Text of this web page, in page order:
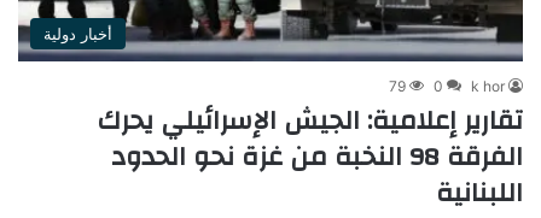
أخبار دولية
k hor
0
79
تقارير إعلامية: الجيش الإسرائيلي يحرك
الفرقة 98 النخبة من غزة نحو الحدود
اللبنانية